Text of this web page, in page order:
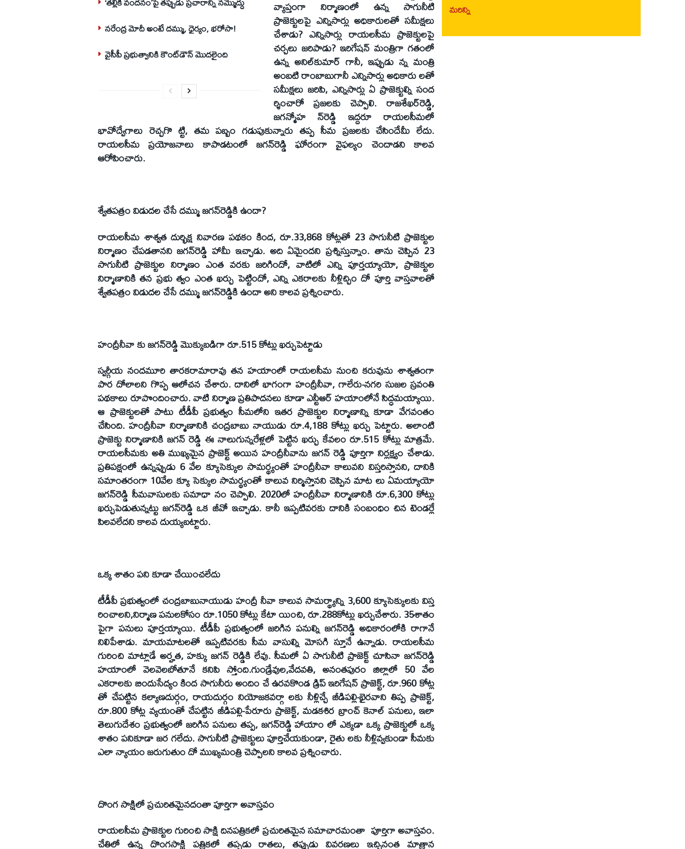
నరేంద్ర మోదీ అంటే దమ్ము, ధైర్యం, భరోసా!
వైసీపీ ప్రభుత్వానికి కౌంట్‌డౌన్‌ మొదలైంది
వ్యాప్తంగా నిర్మాణంలో ఉన్న సాగునీటి
ప్రాజెక్టులపై ఎన్నిసార్లు అధికారులతో సమీక్షలు
చేశాడు? ఎన్నిసార్లు రాయలసీమ ప్రాజెక్టులపై
చర్చలు జరిపాడు? ఇరిగేషన్‌ మంత్రిగా గతంలో
ఉన్న అనిల్‌కుమార్‌ గానీ, ఇప్పుడు న్న మంత్రి
అంబటి రాంబాబుగానీ ఎన్నిసార్లు అధికారు లతో
సమీక్షలు జరిపి, ఎన్నిసార్లు ఏ ప్రాజెక్టుల్ని సంద
ర్శించారో ప్రజలకు చెప్పాలి. రాజశేఖర్‌రెడ్డి,
జగన్మోహ న్‌రెడ్డి ఇద్దరూ రాయలసీమలో
భావోద్వేగాలు రెచ్చగొ ట్టి, తమ పబ్బం గడుపుకున్నారు తప్ప సీమ ప్రజలకు చేసిందేమీ లేదు.
రాయలసీమ ప్రయోజనాలు కాపాడటంలో జగన్‌రెడ్డి ఘోరంగా వైఫల్యం చెందాడని కాలవ
ఆరోపించారు.
శ్వేతపత్రం విడుదల చేసే దమ్ము జగన్‌రెడ్డికి ఉందా?
రాయలసీమ శాశ్వత దుర్భిక్ష నివారణ పథకం కింద, రూ.33,868 కోట్లతో 23 సాగునీటి ప్రాజెక్టుల
నిర్మాణం చేపడతానని జగన్‌రెడ్డి హామీ ఇచ్చాడు. అది ఏమైందని ప్రశ్నిస్తున్నాం. తాను చెప్పిన 23
సాగునీటి ప్రాజెక్టుల నిర్మాణం ఎంత వరకు జరిగిందో, వాటిలో ఎన్ని పూర్తయ్యాయో, ప్రాజెక్టుల
నిర్మాణానికి తన ప్రభు త్వం ఎంత ఖర్చు పెట్టిందో, ఎన్ని ఎకరాలకు నీళ్లిచ్చిం దో పూర్తి వాస్తవాలతో
శ్వేతపత్రం విడుదల చేసే దమ్ము జగన్‌రెడ్డికి ఉందా అని కాలవ ప్రశ్నించారు.
హంద్రీనీవా కు జగన్‌రెడ్డి మొక్కుబడిగా రూ.515 కోట్లు ఖర్చుపెట్టాడు
స్వర్గీయ నందమూరి తారకరామారావు తన హయాంలో రాయలసీమ నుంచి కరువును శాశ్వతంగా
పార దోలాలని గొప్ప ఆలోచన చేశారు. దానిలో భాగంగా హంద్రీనీవా, గాలేరు-నగరి సుజల స్రవంతి
పథకాలు రూపొందించారు. వాటి నిర్మాణ ప్రతిపాదనలు కూడా ఎన్టీఆర్‌ హయాంలోనే సిద్ధమయ్యాయి.
ఆ ప్రాజెక్టులతో పాటు టీడీపీ ప్రభుత్వం సీమలోని ఇతర ప్రాజెక్టుల నిర్మాణాన్ని కూడా వేగవంతం
చేసింది. హంద్రీనీవా నిర్మాణానికి చంద్రబాబు నాయుడు రూ.4,188 కోట్లు ఖర్చు పెట్టారు. అలాంటి
ప్రాజెక్టు నిర్మాణానికి జగన్‌ రెడ్డి ఈ నాలుగున్నరేళ్లలో పెట్టిన ఖర్చు కేవలం రూ.515 కోట్లు మాత్రమే.
రాయలసీమకు అతి ముఖ్యమైన ప్రాజెక్ట్‌ అయిన హంద్రీనీవాను జగన్‌ రెడ్డి పూర్తిగా నిర్లక్ష్యం చేశాడు.
ప్రతిపక్షంలో ఉన్నప్పుడు 6 వేల క్యూసెక్కుల సామర్థ్యంతో హంద్రీనీవా కాలువని విస్తరిస్తానని, దానికి
సమాంతరంగా 10వేల క్యూ సెక్కుల సామర్థ్యంతో కాలువ నిర్మిస్తానని చెప్పిన మాట లు ఏమయ్యాయో
జగన్‌రెడ్డి సీమవాసులకు సమాధా నం చెప్పాలి. 2020లో హంద్రీనీవా నిర్మాణానికి రూ.6,300 కోట్లు
ఖర్చుపెడుతున్నట్టు జగన్‌రెడ్డి ఒక జీవో ఇచ్చాడు. కానీ ఇప్పటివరకు దానికి సంబంధిం చిన టెండర్లే
పిలవలేదని కాలవ దుయ్యబట్టారు.
ఒక్క శాతం పని కూడా చేయించలేదు
టీడీపీ ప్రభుత్వంలో చంద్రబాబునాయుడు హంద్రీ నీవా కాలువ సామర్థ్యాన్ని 3,600 క్యూసెక్కులకు విస్త
రించాలని,నిర్మాణ పనులకోసం రూ.1050 కోట్లు కేటా యించి, రూ.288కోట్లు ఖర్చుచేశారు. 35శాతం
పైగా పనులు పూర్తయ్యాయి. టీడీపీ ప్రభుత్వంలో జరిగిన పనుల్ని జగన్‌రెడ్డి అధికారంలోకి రాగానే
నిలిపేశాడు. మాయమాటలతో ఇప్పటివరకు సీమ వాసుల్ని మోసగి స్తూనే ఉన్నాడు. రాయలసీమ
గురించి మాట్లాడే అర్హత, హక్కు జగన్‌ రెడ్డికి లేవు. సీమలో ఏ సాగునీటి ప్రాజెక్ట్‌ చూసినా జగన్‌రెడ్డి
హయాంలో వెలవెలబోతూనే కనిపి స్తోంది.గుండ్రేవుల,వేదవతి, అనంతపురం జిల్లాలో 50 వేల
ఎకరాలకు బిందుసేద్యం కింద సాగునీరు అందిం చే ఉరవకొండ డ్రిప్‌ ఇరిగేషన్‌ ప్రాజెక్ట్‌, రూ.960 కోట్ల
తో చేపట్టిన కల్యాణదుర్గం, రాయదుర్గం నియోజకవర్గా లకు నీళ్లిచ్చే జీడిపల్లి-భైరవాని తిప్ప ప్రాజెక్ట్‌,
రూ.800 కోట్ల వ్యయంతో చేపట్టిన జీడిపల్లి-పేరూరు ప్రాజెక్ట్‌, మడకశిర బ్రాంచ్‌ కెనాల్‌ పనులు, ఇలా
తెలుగుదేశం ప్రభుత్వంలో జరిగిన పనులు తప్ప, జగన్‌రెడ్డి హాయాం లో ఎక్కడా ఒక్క ప్రాజెక్టులో ఒక్క
శాతం పనికూడా జర గలేదు. సాగునీటి ప్రాజెక్టులు పూర్తిచేయకుండా, రైతు లకు నీళ్లివ్వకుండా సీమకు
ఎలా న్యాయం జరుగుతుం దో ముఖ్యమంత్రి చెప్పాలని కాలవ ప్రశ్నించారు.
దొంగ సాక్షిలో ప్రచురితమైనదంతా పూర్తిగా అవాస్తవం
రాయలసీమ ప్రాజెక్టుల గురించి సాక్షి దినపత్రికలో ప్రచురితమైన సమాచారమంతా పూర్తిగా అవాస్తవం.
చేతిలో ఉన్న దొంగసాక్షి పత్రికలో తప్పడు రాతలు, తప్పుడు వివరణలు ఇచ్చినంత మాత్రాన
మరిన్ని